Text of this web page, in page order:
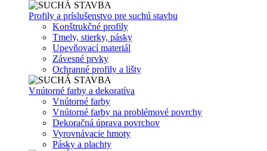
Profily a príslušenstvo pre suchú stavbu
Konštrukčné profily
Tmely, stierky, pásky
Upevňovací materiál
Závesné prvky
Ochranné profily a lišty
Vnútorné farby a dekoratíva
Vnútorné farby
Vnútorné farby na problémové povrchy
Dekoračná úprava povrchov
Vyrovnávacie hmoty
Pásky a plachty